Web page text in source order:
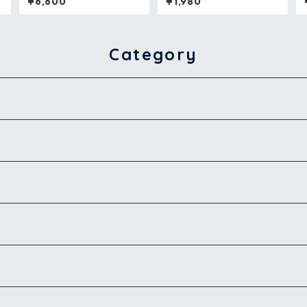
ス
Category